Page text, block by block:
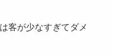
客が少なすぎてダメ